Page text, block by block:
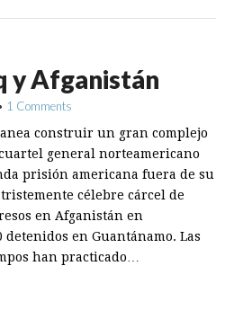
y Afganistán
1 Comments
construir un gran complejo
general norteamericano
prisión americana fuera de su
célebre cárcel de
en Afganistán en
detenidos en Guantánamo. Las
han practicado…